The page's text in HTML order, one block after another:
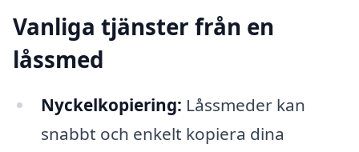
Vanliga tjänster från en
låssmed
Nyckelkopiering: Låssmeder kan
snabbt och enkelt kopiera dina